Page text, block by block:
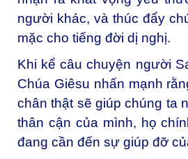
người khác, và thúc đẩy
mặc cho tiếng đời dị nghị.
Khi kể câu chuyện người
Chúa Giêsu nhấn mạnh
chân thật sẽ giúp chúng ta
thân cận của mình, họ
đang cần đến sự giúp đỡ